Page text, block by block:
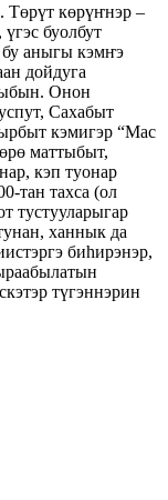
Төрүт көрүҥнэр –
буолбут
аныгы кэмҥэ
дойдуга
Онон
Сахабыт
кэмигэр “Мас
маттыбыт,
кэп туонар
тан тахса (ол
тустууларыгар
ханнык да
биһирэнэр,
түгэннэрин